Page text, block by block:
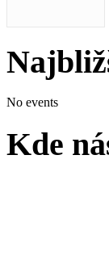
No events
Kde